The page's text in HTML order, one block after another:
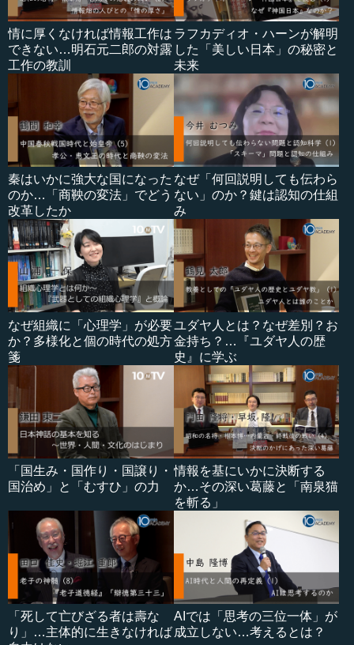
情に厚くなければ情報工作は
できない…明石元二郎の対露
工作の教訓
ラフカディオ・ハーンが解明
した「美しい日本」の秘密と
未来
秦はいかに強大な国になった
のか…「商鞅の変法」でどう
改革したか
なぜ「何回説明しても伝わら
ない」のか？鍵は認知の仕組
み
なぜ組織に「心理学」が必要
か？多様化と個の時代の処方
箋
ユダヤ人とは？なぜ差別？お
金持ち？…『ユダヤ人の歴
史』に学ぶ
「国生み・国作り・国譲り・
国治め」と「むすひ」の力
情報を基にいかに決断する
か…その深い葛藤と「南泉猫
を斬る」
「死して亡びざる者は壽な
り」…主体的に生きなければ
AIでは「思考の三位一体」が
成立しない…考えるとは？